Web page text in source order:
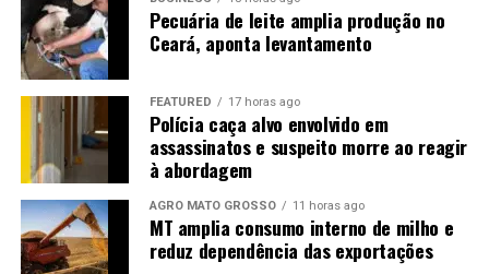
tempo para sair e conhecer pessoas.
Retrato raro no país
O caso de Mato Grosso chama atenção porque vai na
contramão da realidade nacional. A população brasileira
tem mais mulheres do que homens, resultado de uma
mortalidade masculina mais elevada ao longo da vida,
segundo especialistas ouvidos pelo programa.
2024.
“Isso significa que, em 40
anos, Cuiabá perdeu 52%
das áreas verdes da sua
zona urbana,
principalmente em
decorrência de novos
Pecuária de leite amplia produção no
Ceará, aponta levantamento
FEATURED 17 horas ago
Polícia caça alvo envolvido em
assassinatos e suspeito morre ao reagir
à abordagem
AGRO MATO GROSSO 11 horas ago
MT amplia consumo interno de milho e
reduz dependência das exportações